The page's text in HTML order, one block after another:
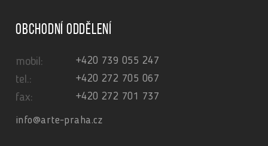
Obchodní oddělení
mobil: +420 739 055 247
tel.: +420 272 705 067
fax: +420 272 701 737
info@arte-praha.cz